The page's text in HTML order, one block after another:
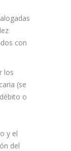
con
los
(se
o
y el
del